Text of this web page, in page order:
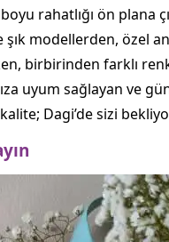
rahatlığı ön plana
modellerden, özel
birbirinden farklı
uyum sağlayan ve
Dagi’de sizi